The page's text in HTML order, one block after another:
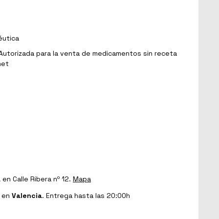
para la venta de medicamentos sin receta
en Calle Ribera nº 12. Mapa
en Valencia. Entrega hasta las 20:00h